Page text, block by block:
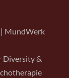
MundWerk
Diversity &